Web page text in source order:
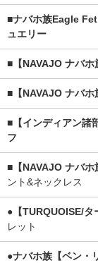
■ナバホ族Eagle
ュエリー
■【NAVAJO ナバ
■【NAVAJO ナバ
■【インディアン諸
フ
■【NAVAJO ナバホ
ント&ネックレス
●【TURQUOISE/タ
レット
●ナバホ族【ベン・